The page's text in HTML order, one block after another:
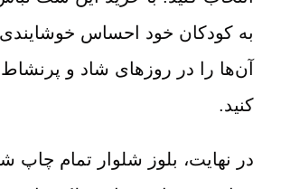
به کودکان خود احساس خوشایندی
آن‌ها را در روزهای شاد و
کنید.
در نهایت، بلوز شلوار تمام چاپ